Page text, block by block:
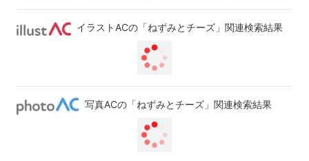
イラストACの「ねずみとチーズ」関連検索結果
写真ACの「ねずみとチーズ」関連検索結果